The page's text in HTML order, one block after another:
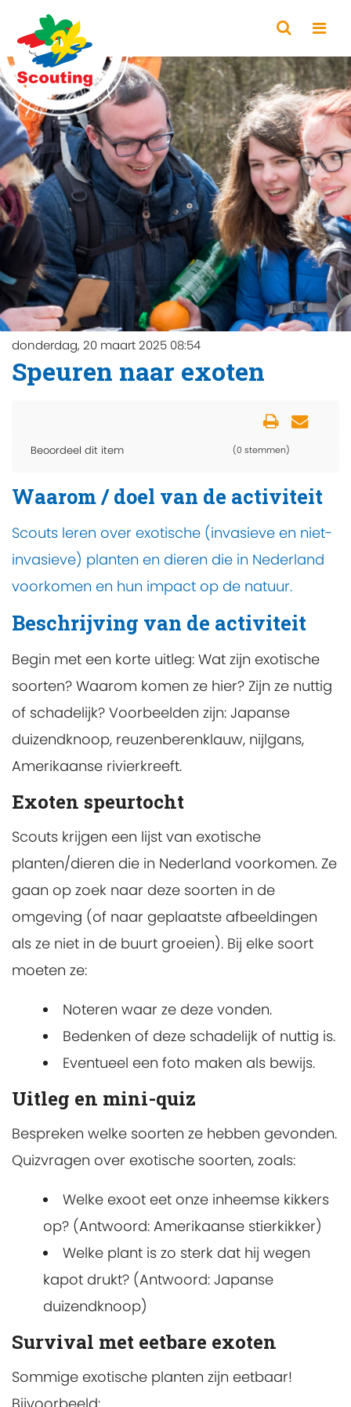
donderdag, 20 maart 2025 08:54
Speuren naar exoten
Beoordeel dit item (0 stemmen)
Waarom / doel van de activiteit
Scouts leren over exotische (invasieve en niet-
invasieve) planten en dieren die in Nederland
voorkomen en hun impact op de natuur.
Beschrijving van de activiteit
Begin met een korte uitleg: Wat zijn exotische
soorten? Waarom komen ze hier? Zijn ze nuttig
of schadelijk? Voorbeelden zijn: Japanse
duizendknoop, reuzenberenklauw, nijlgans,
Amerikaanse rivierkreeft.
Exoten speurtocht
Scouts krijgen een lijst van exotische
planten/dieren die in Nederland voorkomen. Ze
gaan op zoek naar deze soorten in de
omgeving (of naar geplaatste afbeeldingen
als ze niet in de buurt groeien). Bij elke soort
moeten ze:
Noteren waar ze deze vonden.
Bedenken of deze schadelijk of nuttig is.
Eventueel een foto maken als bewijs.
Uitleg en mini-quiz
Bespreken welke soorten ze hebben gevonden.
Quizvragen over exotische soorten, zoals:
Welke exoot eet onze inheemse kikkers
op? (Antwoord: Amerikaanse stierkikker)
Welke plant is zo sterk dat hij wegen
kapot drukt? (Antwoord: Japanse
duizendknoop)
Survival met eetbare exoten
Sommige exotische planten zijn eetbaar!